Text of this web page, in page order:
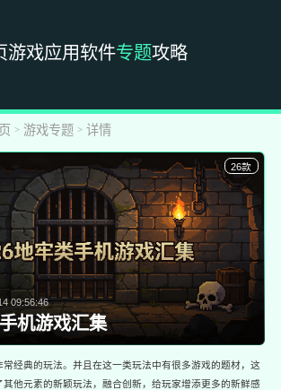
游戏应用软件专题攻略
> 游戏专题 > 详情
26款
09:56:46
机游戏汇集
经典的玩法。并且在这一类玩法中有很多游戏的题材，这
他元素的新颖玩法，融合创新，给玩家增添更多的新鲜感